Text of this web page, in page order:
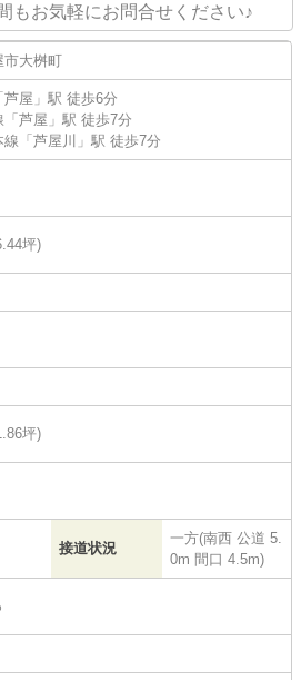
もお気軽にお問合せください♪
市大桝町
芦屋 」駅 徒歩6分
「 芦屋 」駅 徒歩7分
線 「 芦屋川 」駅 徒歩7分
坪)
坪)
接道状況
一方(南西 公道 5.
0m 間口 4.5m)